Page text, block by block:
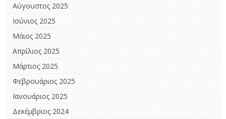
Αύγουστος 2025
Ιούνιος 2025
Μάιος 2025
Απρίλιος 2025
Μάρτιος 2025
Φεβρουάριος 2025
Ιανουάριος 2025
Δεκέμβριος 2024